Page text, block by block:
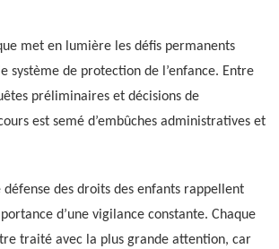
met en lumière les défis permanents
système de protection de l’enfance. Entre
préliminaires et décisions de
est semé d’embûches administratives et
défense des droits des enfants rappellent
d’une vigilance constante. Chaque
traité avec la plus grande attention, car